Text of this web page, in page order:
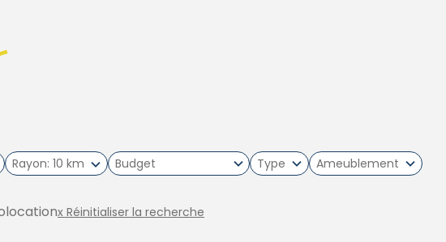
Rayon 10 km Type Ameublement
x Réinitialiser la recherche